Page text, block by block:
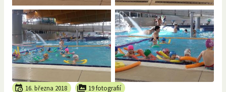
16. března 2018 19 fotografií